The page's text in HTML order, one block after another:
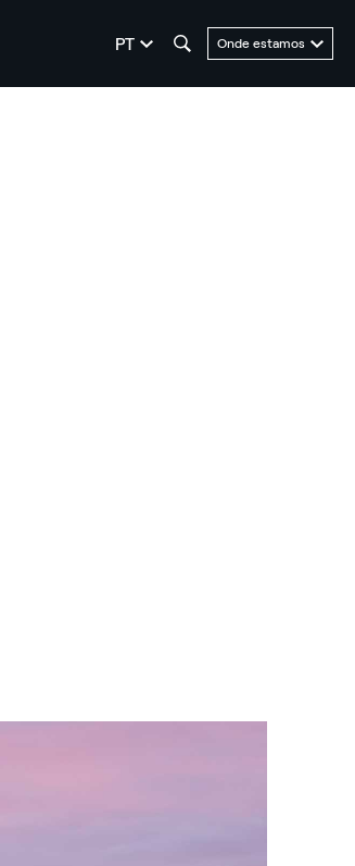
seleziona la lingua
PT Onde estamos